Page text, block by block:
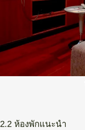
2.2 ห้องพักแนะนำ